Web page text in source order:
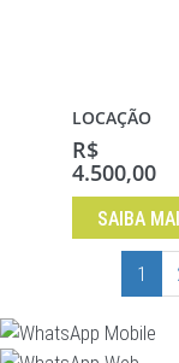
LOCAÇÃO
R$
4.500,00
SAIBA
1